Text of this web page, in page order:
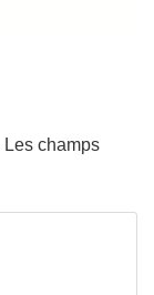
Les champs